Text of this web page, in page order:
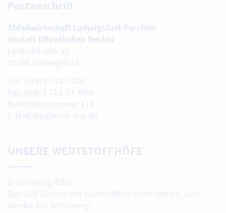
Postanschrift
Abfallwirtschaft Ludwigslust-Parchim
Anstalt öffentlichen Rechts
Lindenstraße 30
19288 Ludwigslust
Tel: 03871 722-7000
Fax: 03871 722-77 7000
Behördennummer 115
E-Mail:alp@kreis-lup.de
UNSERE WERTSTOFFHÖFE
Boizenburg/Elbe
Der Self-Service am Wertstoffhof steht seit 01. Juni
wieder zur Verfügung!